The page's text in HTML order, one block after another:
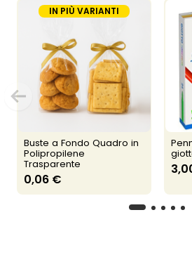
IN PIÙ VARIANTI
Buste a Fondo Quadro in
Polipropilene
Trasparente
0,06 €